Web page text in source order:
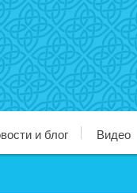
и блог Видео